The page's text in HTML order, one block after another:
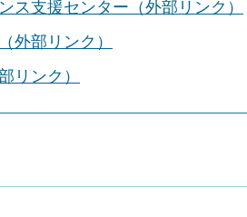
ス支援センター（外部リンク）
外部リンク）
リンク）